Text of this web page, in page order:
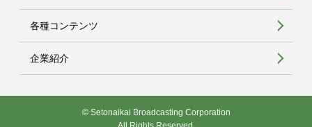
各種コンテンツ
企業紹介
© Setonaikai Broadcasting Corporation